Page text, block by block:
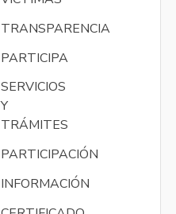
TRANSPARENCIA
PARTICIPA
SERVICIOS
Y
TRÁMITES
PARTICIPACIÓN
INFORMACIÓN